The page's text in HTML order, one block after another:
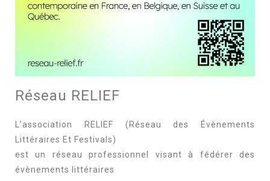
Réseau RELIEF
L’association RELIEF (Réseau des Évènements
Littéraires Et Festivals)
est un réseau professionnel visant à fédérer des
évènements littéraires